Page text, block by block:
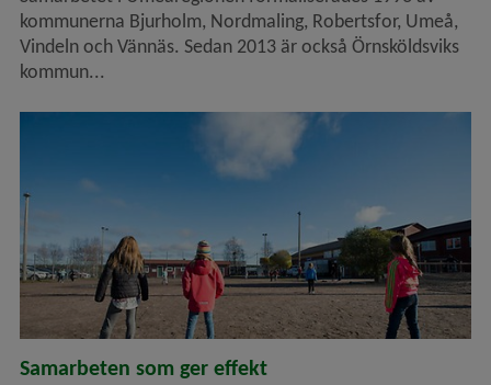
kommunerna Bjurholm, Nordmaling, Robertsfor, Umeå,
Vindeln och Vännäs. Sedan 2013 är också Örnsköldsviks
kommun...
Samarbeten som ger effekt